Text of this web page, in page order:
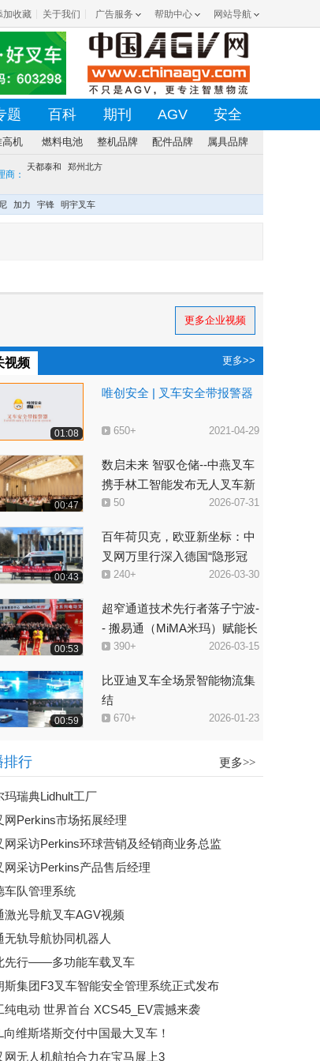
加收藏 关于我们 广告服务 帮助中心 网站导航
题 百科 期刊 AGV 安全
高机 燃料电池 整机品牌 配件品牌 属具品牌
商：
天都泰和 郑州北方
加力 宇锋 明宇叉车
更多企业视频
视频 更多>>
01:08
唯创安全 | 叉车安全带报警器
650+ 2021-04-29
00:47
数启未来 智驭仓储--中燕叉车
携手林工智能发布无人叉车新
技术
50 2026-07-31
00:43
百年荷贝克，欧亚新坐标：中
叉网万里行深入德国“隐形冠
军”总部
240+ 2026-03-30
00:53
超窄通道技术先行者落子宁波-
- 搬易通（MiMA米玛）赋能长
三角物流产业升级
390+ 2026-03-15
00:59
比亚迪叉车全场景智能物流集
结
670+ 2026-01-23
00:41
亚迪定义工业车辆技术新边界
01:06
“破卷前行、向新图强”佛朗斯
股份2025年总结、表彰暨2026
年战略部署年会在广州召开
550+
01:20
车全球新品发布峰会于韶关召
开，以技术跃升驱动行业新程
00:55
合力智能物流业务破茧成蝶，
2025发展大会擘画新蓝图
450+
杭叉集团在CeMAT ASIA 2025
排行 更多>>
玛瑞典Lidhult工厂
网Perkins市场拓展经理
网采访Perkins环球营销及经销商业务总监
网采访Perkins产品售后经理
车队管理系统
激光导航叉车AGV视频
无轨导航协同机器人
先行——多功能车载叉车
斯集团F3叉车智能安全管理系统正式发布
纯电动 世界首台 XCS45_EV震撼来袭
向维斯塔斯交付中国最大叉车！
网无人机航拍合力在宝马展上3